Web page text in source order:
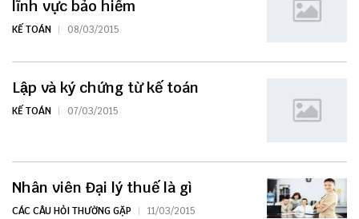
lĩnh vực bảo hiểm
KẾ TOÁN 08/03/2015
Lập và ký chứng từ kế toán
KẾ TOÁN 07/03/2015
Nhân viên Đại lý thuế là gì
CÁC CÂU HỎI THƯỜNG GẶP 11/03/2015